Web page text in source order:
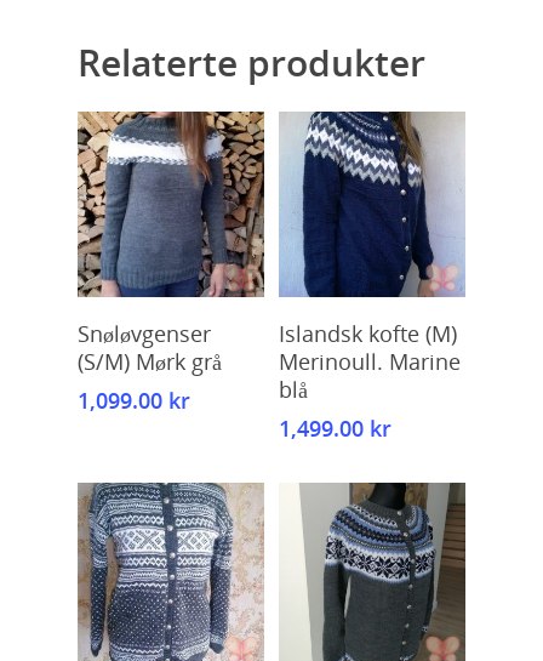
Relaterte produkter
Snøløvgenser
(S/M) Mørk grå
1,099.00 kr
Kjøp
Islandsk kofte (M)
Merinoull. Marine
blå
1,499.00 kr